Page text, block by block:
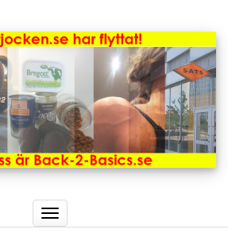
Toggle
navigation